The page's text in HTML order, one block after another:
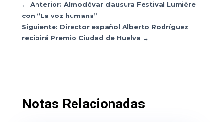
← Anterior: Almodóvar clausura Festival Lumière
con “La voz humana”
Siguiente: Director español Alberto Rodríguez
recibirá Premio Ciudad de Huelva →
Notas Relacionadas